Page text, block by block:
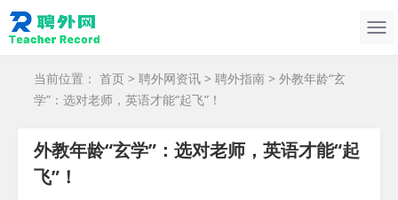
当前位置： 首页 > 聘外网资讯 > 聘外指南 > 外教年龄“玄
学”：选对老师，英语才能“起飞”！
外教年龄“玄学”：选对老师，英语才能“起
飞”！